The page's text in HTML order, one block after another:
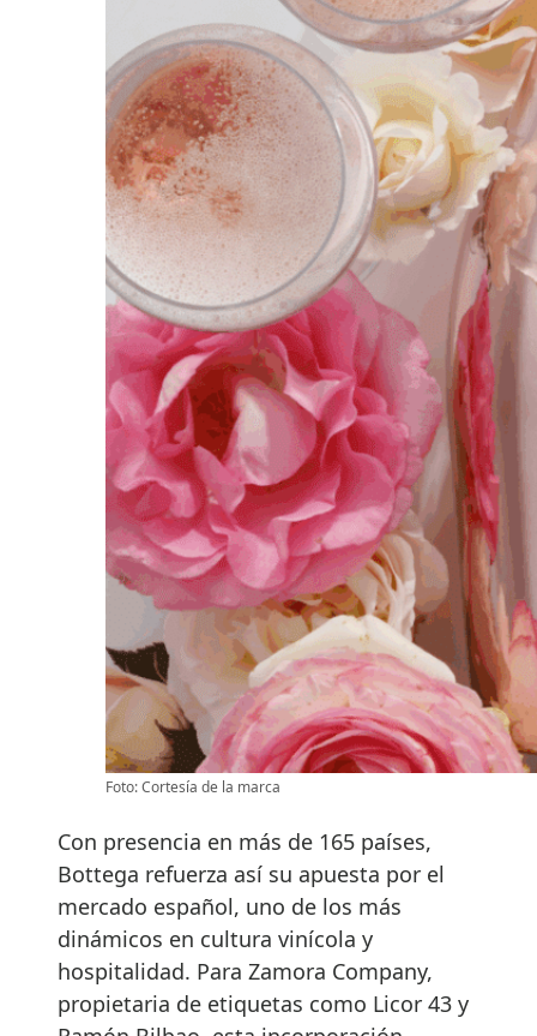
Foto: Cortesía de la marca
Con presencia en más de 165 países,
Bottega refuerza así su apuesta por el
mercado español, uno de los más
dinámicos en cultura vinícola y
hospitalidad. Para Zamora Company,
propietaria de etiquetas como Licor 43 y